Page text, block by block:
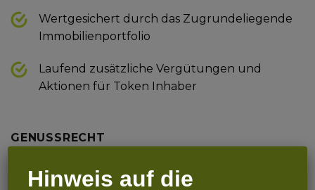
Wertgesichert durch das Zugrundeliegende
Immobilienportfolio
Laufend zusätzliche Vergütungen und
Aktionen für Token Inhaber
GENUSSRECHT
Beteiligung am Gewinn des Unternehmens
Hinweis auf die